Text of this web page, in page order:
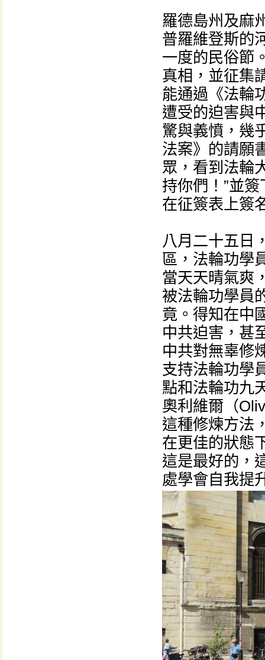
羅德島州及麻
普羅維登斯的
一度的民俗節
真相，並征集
能通過《法輪
遭受的迫害與
驚與義憤，幾
法案》的請願
眾，看到法輪
持你們！”並
在征簽表上簽
八月二十五日
區，法輪功學
當天天晴氣爽
被法輪功學員
竟。得知在中
中共迫害，甚
中共對無辜修
支持法輪功學
點和法輪功九
奧利維爾（
這種修煉方法
在更佳的狀態
這是最好的，
處學會自我提